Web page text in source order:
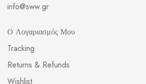
info@sww.gr
Ο Λογαριασμός Μου
Tracking
Returns & Refunds
Wishlist